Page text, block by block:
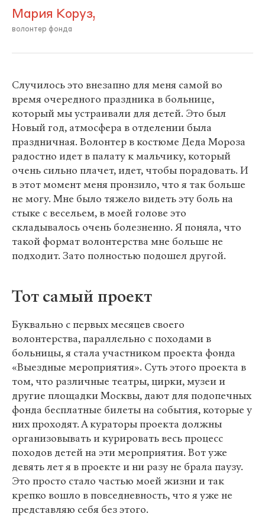
Мария Коруз,
волонтер фонда
Случилось это внезапно для меня самой во
время очередного праздника в больнице,
который мы устраивали для детей. Это был
Новый год, атмосфера в отделении была
праздничная. Волонтер в костюме Деда Мороза
радостно идет в палату к мальчику, который
очень сильно плачет, идет, чтобы порадовать. И
в этот момент меня пронзило, что я так больше
не могу. Мне было тяжело видеть эту боль на
стыке с весельем, в моей голове это
складывалось очень болезненно. Я поняла, что
такой формат волонтерства мне больше не
подходит. Зато полностью подошел другой.
Тот самый проект
Буквально с первых месяцев своего
волонтерства, параллельно с походами в
больницы, я стала участником проекта фонда
«Выездные мероприятия». Суть этого проекта в
том, что различные театры, цирки, музеи и
другие площадки Москвы, дают для подопечных
фонда бесплатные билеты на события, которые у
них проходят. А кураторы проекта должны
организовывать и курировать весь процесс
походов детей на эти мероприятия. Вот уже
девять лет я в проекте и ни разу не брала паузу.
Это просто стало частью моей жизни и так
крепко вошло в повседневность, что я уже не
представляю себя без этого.